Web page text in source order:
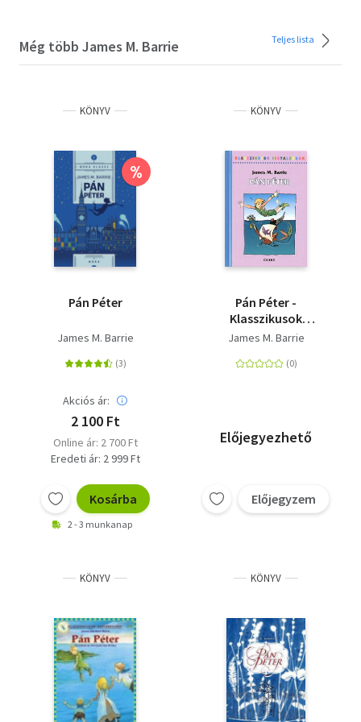
Még több James M. Barrie Teljes lista
KÖNYV
%
Pán Péter
James M. Barrie
Akciós ár:
2 100 Ft
Online ár: 2 700 Ft
Eredeti ár: 2 999 Ft
Kosárba
2 - 3 munkanap
KÖNYV
Pán Péter -
Klasszikusok
fiataloknak
James M. Barrie
Előjegyezhető
Előjegyzem
KÖNYV KÖNYV